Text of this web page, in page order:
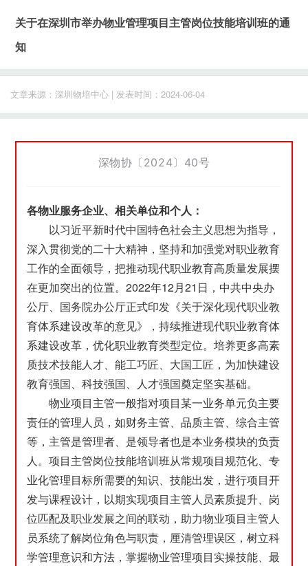
关于在深圳市举办物业管理项目主管岗位技能培训班的通
知
文章来源：深圳物培中心 | 发表时间：2024-06-04
深物协〔2024〕40号
各物业服务企业、相关单位和个人：
以习近平新时代中国特色社会主义思想为指导，
深入贯彻党的二十大精神，坚持和加强党对职业教育
工作的全面领导，把推动现代职业教育高质量发展摆
在更加突出的位置。2022年12月21日，中共中央办
公厅、国务院办公厅正式印发《关于深化现代职业教
育体系建设改革的意见》，持续推进现代职业教育体
系建设改革，优化职业教育类型定位。培养更多高素
质技术技能人才、能工巧匠、大国工匠，为加快建设
教育强国、科技强国、人才强国奠定坚实基础。
物业项目主管一般指对项目某一业务单元负主要
责任的管理人员，如财务主管、品质主管、综合主管
等，主管是管理者、是领导者也是本业务模块的负责
人。项目主管岗位技能培训班从常规项目规范化、专
业化管理目标所需要的知识、技能出发，进行项目开
发与课程设计，以期实现项目主管人员素质提升、岗
位匹配及职业发展之间的联动，助力物业项目主管人
员系统了解岗位角色与职责，厘清管理误区，树立科
学管理意识和方法，掌握物业管理项目实操技能、最